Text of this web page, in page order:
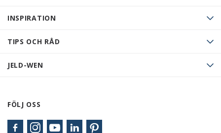
INSPIRATION
TIPS OCH RÅD
JELD-WEN
FÖLJ OSS